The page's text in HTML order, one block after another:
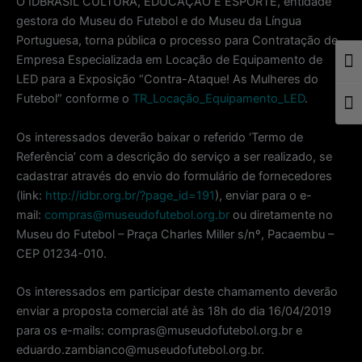
gestora do Museu do Futebol e do Museu da Língua
Portuguesa, torna pública o processo para Contratação de
Empresa Especializada em Locação de Equipamento de
LED para a Exposição “Contra-Ataque! As Mulheres do
Futebol” conforme o TR_Locação_Equipamento_LED.
Os interessados deverão baixar o referido ‘Termo de
Referência’ com a descrição do serviço a ser realizado, se
cadastrar através do envio do formulário de fornecedores
(link: http://idbr.org.br/?page_id=191), enviar para o e-
mail: compras@museudofutebol.org.br ou diretamente no
Museu do Futebol – Praça Charles Miller s/nº, Pacaembu –
CEP 01234-010.
Os interessados em participar deste chamamento deverão
enviar a proposta comercial até às 18h do dia 16/04/2019
para os e-mails: compras@museudofutebol.org.br e
eduardo.zambianco@museudofutebol.org.br.